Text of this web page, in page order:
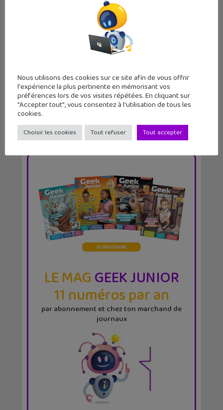
Kirby Air Riders à fond sur la
LE MAGGEEK JUNIOR
11 numéros par an
par abonnement et chez ton marchand de
journaux
Nous utilisons des cookies sur ce site afin de vous offrir
l'expérience la plus pertinente en mémorisant vos
préférences lors de vos visites répétées. En cliquant sur
"Accepter tout", vous consentez à l'utilisation de tous les
cookies.
Choisir les cookies Tout refuser Tout accepter